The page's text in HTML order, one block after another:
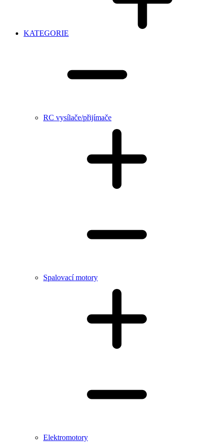
KATEGORIE
RC vysílače/přijímače
Spalovací motory
Elektromotory